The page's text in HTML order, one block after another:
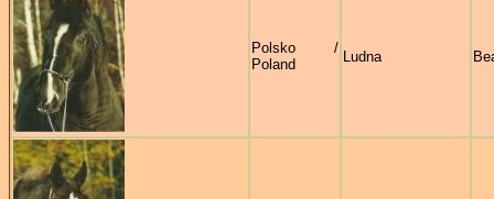
Polsko /
Poland
Ludna